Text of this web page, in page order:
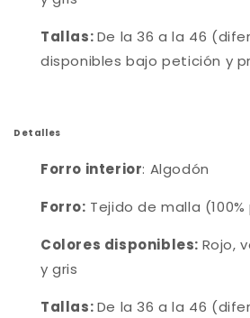
Tallas:De la 36 a la 46
disponibles bajo petición y
Detalles
Forro interior: Algodón
Forro: Tejido de malla
Colores disponibles: Rojo,
y gris
Tallas:De la 36 a la 46